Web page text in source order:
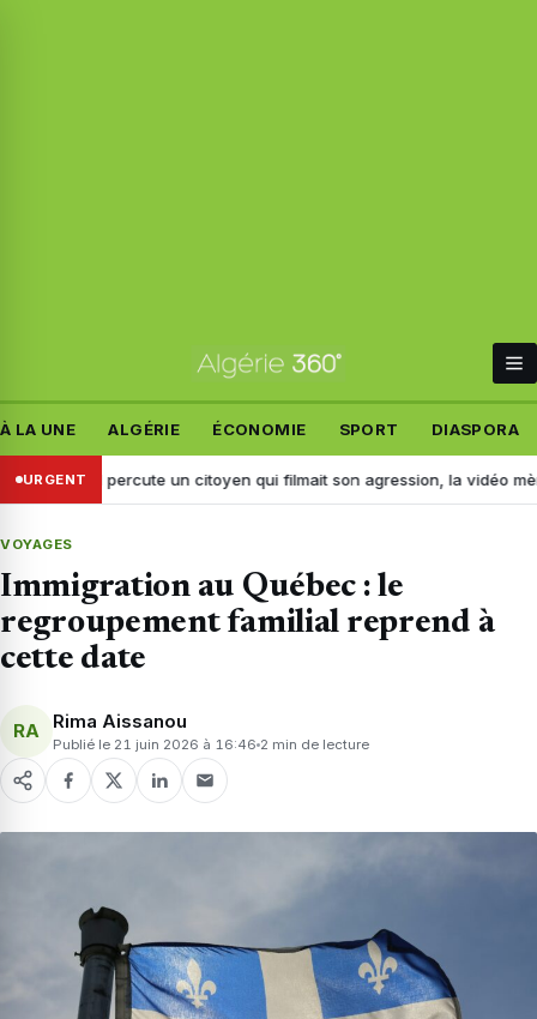
À LA UNE ALGÉRIE ÉCONOMIE SPORT DIASPORA
URGENT
: il percute un citoyen qui filmait son agression, la vidéo mène à son
VOYAGES
Immigration au Québec : le
regroupement familial reprend à
cette date
RA Rima Aissanou
Publié le 21 juin 2026 à 16:46 2 min de lecture